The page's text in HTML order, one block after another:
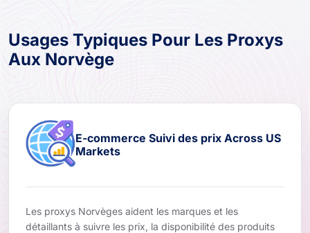
Usages Typiques Pour Les Proxys
Aux Norvège
E-commerce Suivi des prix Across US
Markets
Les proxys Norvèges aident les marques et les
détaillants à suivre les prix, la disponibilité des produits